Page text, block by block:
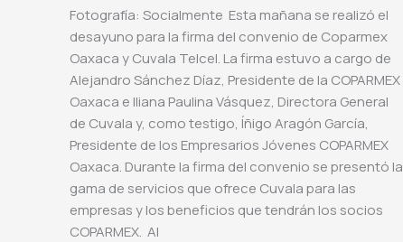
Fotografía: Socialmente Esta mañana se realizó el
desayuno para la firma del convenio de Coparmex
Oaxaca y Cuvala Telcel. La firma estuvo a cargo de
Alejandro Sánchez Díaz, Presidente de la COPARMEX
Oaxaca e Iliana Paulina Vásquez, Directora General
de Cuvala y, como testigo, Íñigo Aragón García,
Presidente de los Empresarios Jóvenes COPARMEX
Oaxaca. Durante la firma del convenio se presentó la
gama de servicios que ofrece Cuvala para las
empresas y los beneficios que tendrán los socios
COPARMEX. Al